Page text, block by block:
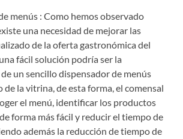
menús : Como hemos observado
una necesidad de mejorar las
de la oferta gastronómica del
fácil solución podría ser la
un sencillo dispensador de menús
de la vitrina, de esta forma, el comensal
el menú, identificar los productos
forma más fácil y reducir el tiempo de
además la reducción de tiempo de